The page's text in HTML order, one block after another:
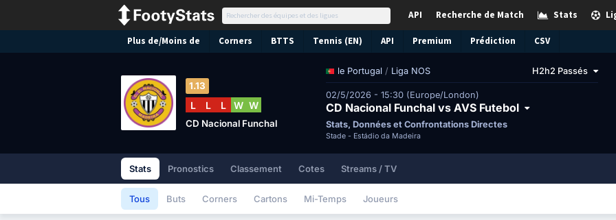
Stats
Recherche de Match
API
Plus de/Moins de Corners BTTS Tennis (EN) API Premium Prédiction CSV
le Portugal / Liga NOS H2h2 Passés
02/5/2026 - 15:30 (Europe/London)
CD Nacional Funchal vs AVS Futebol
Stats, Données et Confrontations Directes
Stade - Estádio da Madeira
1.13
L L L W W
CD Nacional Funchal
Stats Pronostics Classement Cotes Streams / TV
Tous Buts Corners Cartons Mi-Temps Joueurs